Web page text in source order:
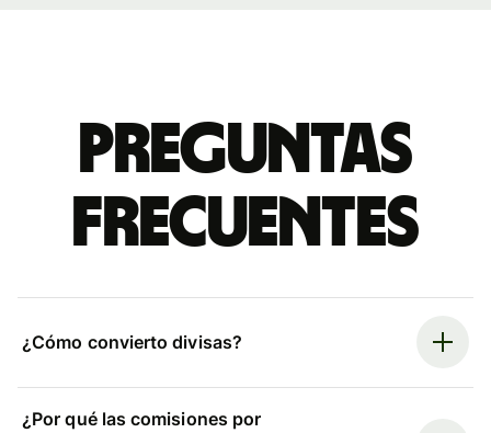
Preguntas
frecuentes
¿Cómo convierto divisas?
¿Por qué las comisiones por